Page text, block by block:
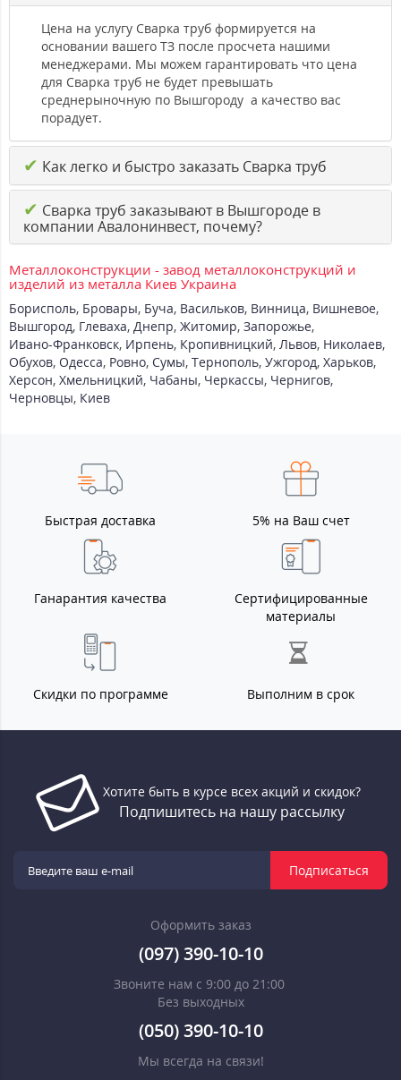
Цена на услугу Сварка труб формируется на
основании вашего ТЗ после просчета нашими
менеджерами. Мы можем гарантировать что цена
для Сварка труб не будет превышать
среднерыночную по Вышгороду а качество вас
порадует.
✔ Как легко и быстро заказать Сварка труб
✔ Сварка труб заказывают в Вышгороде в
компании Авалонинвест, почему?
Металлоконструкции - завод металлоконструкций и
изделий из металла Киев Украина
Борисполь, Бровары, Буча, Васильков, Винница, Вишневое,
Вышгород, Глеваха, Днепр, Житомир, Запорожье,
Ивано-Франковск, Ирпень, Кропивницкий, Львов, Николаев,
Обухов, Одесса, Ровно, Сумы, Тернополь, Ужгород, Харьков,
Херсон, Хмельницкий, Чабаны, Черкассы, Чернигов,
Черновцы, Киев
Быстрая доставка 5% на Ваш счет
Ганарантия качества
Сертифицированные
материалы
Скидки по программе Выполним в срок
Хотите быть в курсе всех акций и скидок?
Подпишитесь на нашу рассылку
Подписаться
Оформить заказ
(097) 390-10-10
Звоните нам с 9:00 до 21:00
Без выходных
(050) 390-10-10
Мы всегда на связи!